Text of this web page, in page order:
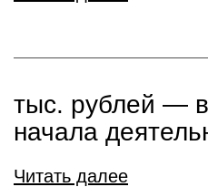
тыс. рублей ―
начала
Читать далее